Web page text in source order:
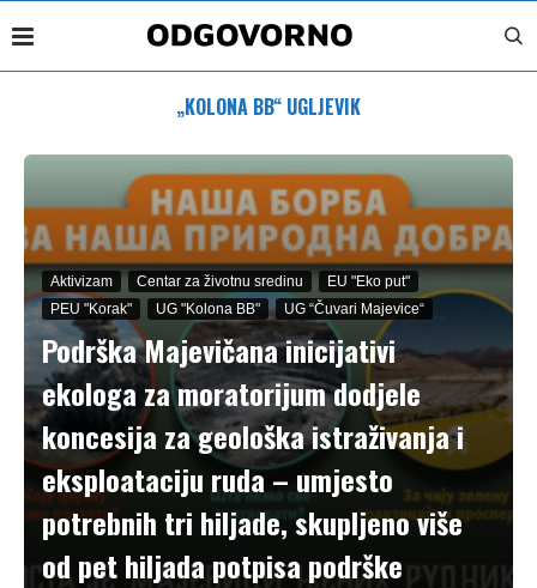
„KOLONA BB“ UGLJEVIK
Aktivizam Centar za životnu sredinu
EU "Eko put"
PEU "Korak"
UG "Kolona BB" UG “Čuvari Majevice“
Podrška Majevičana inicijativi
ekologa za moratorijum dodjele
koncesija za geološka istraživanja i
eksploataciju ruda – umjesto
potrebnih tri hiljade, skupljeno više
od pet hiljada potpisa podrške